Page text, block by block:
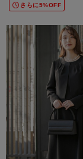
さらに5%OFF